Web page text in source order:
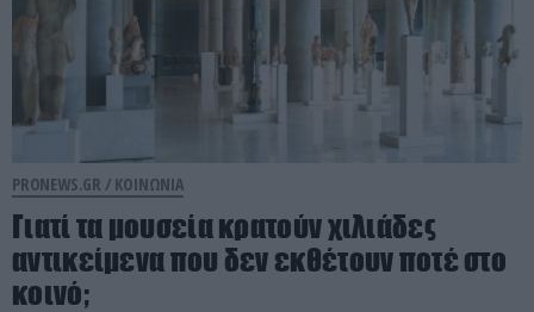
PRONEWS.GR / ΚΟΙΝΩΝΙΑ
Γιατί τα μουσεία κρατούν χιλιάδες
αντικείμενα που δεν εκθέτουν ποτέ στο
κοινό;